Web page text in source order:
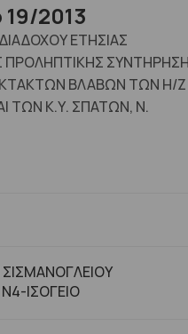
2013
ΕΤΗΣΙΑΣ
ΒΛΑΒΩΝ ΤΩΝ Η/Ζ
ΤΩΝ Κ.Υ. ΣΠΑΤΩΝ, Ν.
ΙΣΟΓΕΙΟ